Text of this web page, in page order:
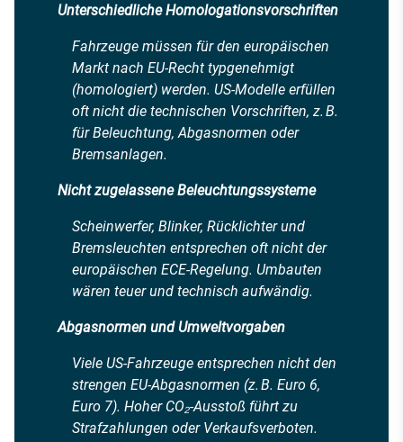
Unterschiedliche Homologationsvorschriften
Fahrzeuge müssen für den europäischen
Markt nach EU-Recht typgenehmigt
(homologiert) werden. US-Modelle erfüllen
oft nicht die technischen Vorschriften, z. B.
für Beleuchtung, Abgasnormen oder
Bremsanlagen.
Nicht zugelassene Beleuchtungssysteme
Scheinwerfer, Blinker, Rücklichter und
Bremsleuchten entsprechen oft nicht der
europäischen ECE-Regelung. Umbauten
wären teuer und technisch aufwändig.
Abgasnormen und Umweltvorgaben
Viele US-Fahrzeuge entsprechen nicht den
strengen EU-Abgasnormen (z. B. Euro 6,
Euro 7). Hoher CO₂-Ausstoß führt zu
Strafzahlungen oder Verkaufsverboten.